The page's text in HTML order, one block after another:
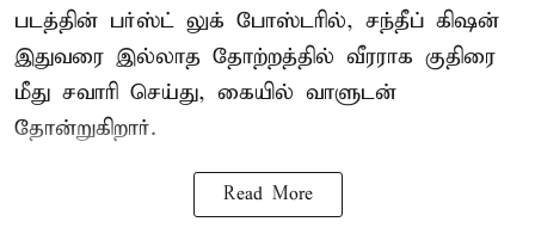
படத்தின் பர்ஸ்ட் லுக் போஸ்டரில், சந்தீப் கிஷன்
இதுவரை இல்லாத தோற்றத்தில் வீரராக குதிரை
மீது சவாரி செய்து, கையில் வாளுடன்
தோன்றுகிறார்.
Read More